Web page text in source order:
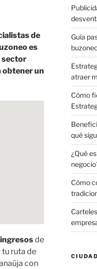
de
es
sector
obtener un
de
tu ruta de
con
Guía
atraer
Cómo
qué
¿Qué
Cómo